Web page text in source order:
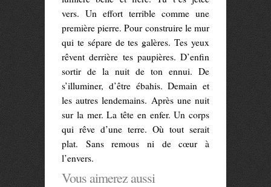
vers. Un effort terrible comme une
première pierre. Pour construire le mur
qui te sépare de tes galères. Tes yeux
rêvent derrière tes paupières. D’enfin
sortir de la nuit de ton ennui. De
s’illuminer, d’être ébahis. Demain et
les autres lendemains. Après une nuit
sur la mer. La tête en enfer. Un corps
qui rêve d’une terre. Où tout serait
plat. Sans remous ni de cœur à
l’envers.
Vous aimerez aussi